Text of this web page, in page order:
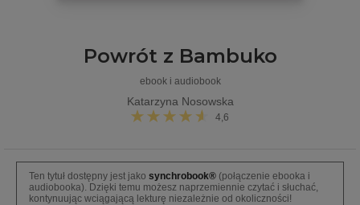
Powrót z Bambuko
ebook i audiobook
Katarzyna Nosowska
4,6
Ten tytuł dostępny jest jako synchrobook® (połączenie ebooka i
audiobooka). Dzięki temu możesz naprzemiennie czytać i słuchać,
kontynuując wciągającą lekturę niezależnie od okoliczności!